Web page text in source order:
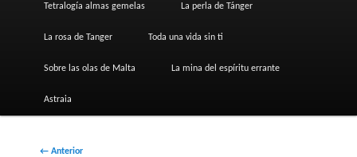
Tetralogía almas gemelas La perla de Tánger
La rosa de Tanger Toda una vida sin ti
Sobre las olas de Malta La mina del espíritu errante
Astraia
Navegador
← Anterior